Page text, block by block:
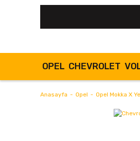
OPEL CHEVROLET
Anasayfa Opel Opel Mokka X